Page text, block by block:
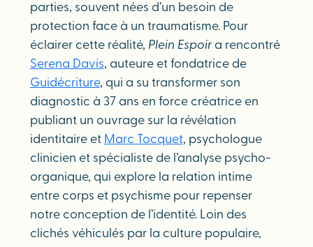
parties, souvent nées d’un besoin de
protection face à un traumatisme. Pour
éclairer cette réalité, Plein Espoira rencontré
Serena Davis, auteure et fondatrice de
Guidécriture, qui a su transformer son
diagnostic à 37 ans en force créatrice en
publiant un ouvrage sur la révélation
identitaire et Marc Tocquet, psychologue
clinicien et spécialiste de l’analyse psycho-
organique, qui explore la relation intime
entre corps et psychisme pour repenser
notre conception de l’identité. Loin des
clichés véhiculés par la culture populaire,